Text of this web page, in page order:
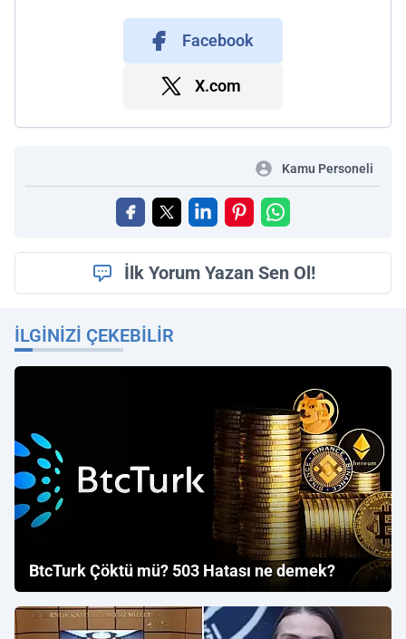
Facebook
X.com
Kamu Personeli
İlk Yorum Yazan Sen Ol!
İLGINIZI ÇEKEBILIR
BtcTurk Çöktü mü? 503 Hatası ne demek?